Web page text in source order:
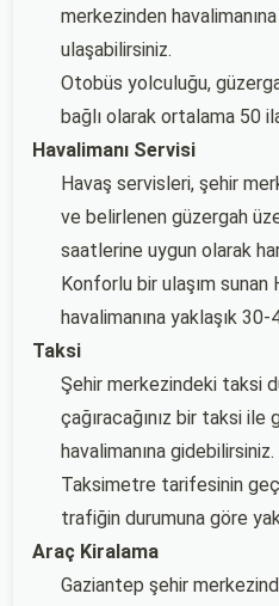
merkezinden
ulaşabilirsiniz.
Otobüs yolculuğu,
bağlı olarak ortalama 50
Havalimanı Servisi
Havaş servisleri, şehir
ve belirlenen güzergah
saatlerine uygun olarak
Konforlu bir ulaşım sunan
havalimanına yaklaşık
Taksi
Şehir merkezindeki taksi
çağıracağınız bir taksi
havalimanına gidebilirsiniz.
Taksimetre tarifesinin
trafiğin durumuna göre
Araç Kiralama
Gaziantep şehir